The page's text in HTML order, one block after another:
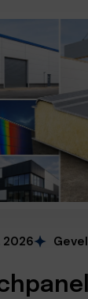
2026 Gevel